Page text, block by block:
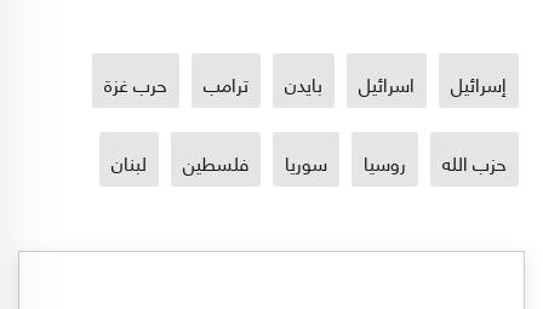
إسرائيل اسرائيل بايدن ترامب حرب غزة
حزب الله روسيا سوريا فلسطين لبنان